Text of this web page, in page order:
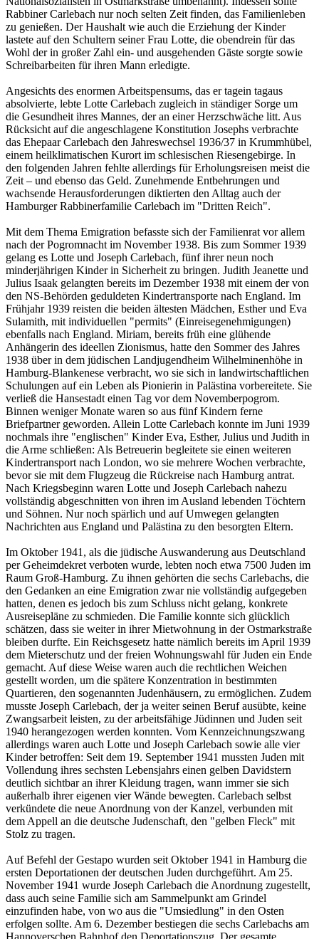
Rabbiner Carlebach nur noch selten Zeit finden, das Familienleben
zu genießen. Der Haushalt wie auch die Erziehung der Kinder
lastete auf den Schultern seiner Frau Lotte, die obendrein für das
Wohl der in großer Zahl ein- und ausgehenden Gäste sorgte sowie
Schreibarbeiten für ihren Mann erledigte.
Angesichts des enormen Arbeitspensums, das er tagein tagaus
absolvierte, lebte Lotte Carlebach zugleich in ständiger Sorge um
die Gesundheit ihres Mannes, der an einer Herzschwäche litt. Aus
Rücksicht auf die angeschlagene Konstitution Josephs verbrachte
das Ehepaar Carlebach den Jahreswechsel 1936/37 in Krummhübel,
einem heilklimatischen Kurort im schlesischen Riesengebirge. In
den folgenden Jahren fehlte allerdings für Erholungsreisen meist die
Zeit – und ebenso das Geld. Zunehmende Entbehrungen und
wachsende Herausforderungen diktierten den Alltag auch der
Hamburger Rabbinerfamilie Carlebach im "Dritten Reich".
Mit dem Thema Emigration befasste sich der Familienrat vor allem
nach der Pogromnacht im November 1938. Bis zum Sommer 1939
gelang es Lotte und Joseph Carlebach, fünf ihrer neun noch
minderjährigen Kinder in Sicherheit zu bringen. Judith Jeanette und
Julius Isaak gelangten bereits im Dezember 1938 mit einem der von
den NS-Behörden geduldeten Kindertransporte nach England. Im
Frühjahr 1939 reisten die beiden ältesten Mädchen, Esther und Eva
Sulamith, mit individuellen "permits" (Einreisegenehmigungen)
ebenfalls nach England. Miriam, bereits früh eine glühende
Anhängerin des ideellen Zionismus, hatte den Sommer des Jahres
1938 über in dem jüdischen Landjugendheim Wilhelminenhöhe in
Hamburg-Blankenese verbracht, wo sie sich in landwirtschaftlichen
Schulungen auf ein Leben als Pionierin in Palästina vorbereitete. Sie
verließ die Hansestadt einen Tag vor dem Novemberpogrom.
Binnen weniger Monate waren so aus fünf Kindern ferne
Briefpartner geworden. Allein Lotte Carlebach konnte im Juni 1939
nochmals ihre "englischen" Kinder Eva, Esther, Julius und Judith in
die Arme schließen: Als Betreuerin begleitete sie einen weiteren
Kindertransport nach London, wo sie mehrere Wochen verbrachte,
bevor sie mit dem Flugzeug die Rückreise nach Hamburg antrat.
Nach Kriegsbeginn waren Lotte und Joseph Carlebach nahezu
vollständig abgeschnitten von ihren im Ausland lebenden Töchtern
und Söhnen. Nur noch spärlich und auf Umwegen gelangten
Nachrichten aus England und Palästina zu den besorgten Eltern.
Im Oktober 1941, als die jüdische Auswanderung aus Deutschland
per Geheimdekret verboten wurde, lebten noch etwa 7500 Juden im
Raum Groß-Hamburg. Zu ihnen gehörten die sechs Carlebachs, die
den Gedanken an eine Emigration zwar nie vollständig aufgegeben
hatten, denen es jedoch bis zum Schluss nicht gelang, konkrete
Ausreisepläne zu schmieden. Die Familie konnte sich glücklich
schätzen, dass sie weiter in ihrer Mietwohnung in der Ostmarkstraße
bleiben durfte. Ein Reichsgesetz hatte nämlich bereits im April 1939
dem Mieterschutz und der freien Wohnungswahl für Juden ein Ende
gemacht. Auf diese Weise waren auch die rechtlichen Weichen
gestellt worden, um die spätere Konzentration in bestimmten
Quartieren, den sogenannten Judenhäusern, zu ermöglichen. Zudem
musste Joseph Carlebach, der ja weiter seinen Beruf ausübte, keine
Zwangsarbeit leisten, zu der arbeitsfähige Jüdinnen und Juden seit
1940 herangezogen werden konnten. Vom Kennzeichnungszwang
allerdings waren auch Lotte und Joseph Carlebach sowie alle vier
Kinder betroffen: Seit dem 19. September 1941 mussten Juden mit
Vollendung ihres sechsten Lebensjahrs einen gelben Davidstern
deutlich sichtbar an ihrer Kleidung tragen, wann immer sie sich
außerhalb ihrer eigenen vier Wände bewegten. Carlebach selbst
verkündete die neue Anordnung von der Kanzel, verbunden mit
dem Appell an die deutsche Judenschaft, den "gelben Fleck" mit
Stolz zu tragen.
Auf Befehl der Gestapo wurden seit Oktober 1941 in Hamburg die
ersten Deportationen der deutschen Juden durchgeführt. Am 25.
November 1941 wurde Joseph Carlebach die Anordnung zugestellt,
dass auch seine Familie sich am Sammelpunkt am Grindel
einzufinden habe, von wo aus die "Umsiedlung" in den Osten
erfolgen sollte. Am 6. Dezember bestiegen die sechs Carlebachs am
Hannoverschen Bahnhof den Deportationszug. Der gesamte